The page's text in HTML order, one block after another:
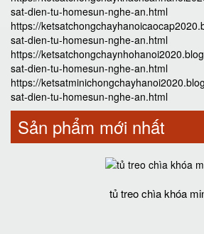
sat-dien-tu-homesun-nghe-an.html
https://
sat-dien-tu-homesun-nghe-an.html
https://
sat-dien-tu-homesun-nghe-an.html
https://
sat-dien-tu-homesun-nghe-an.html
Sản phẩm mới nhất
tủ treo chìa khóa